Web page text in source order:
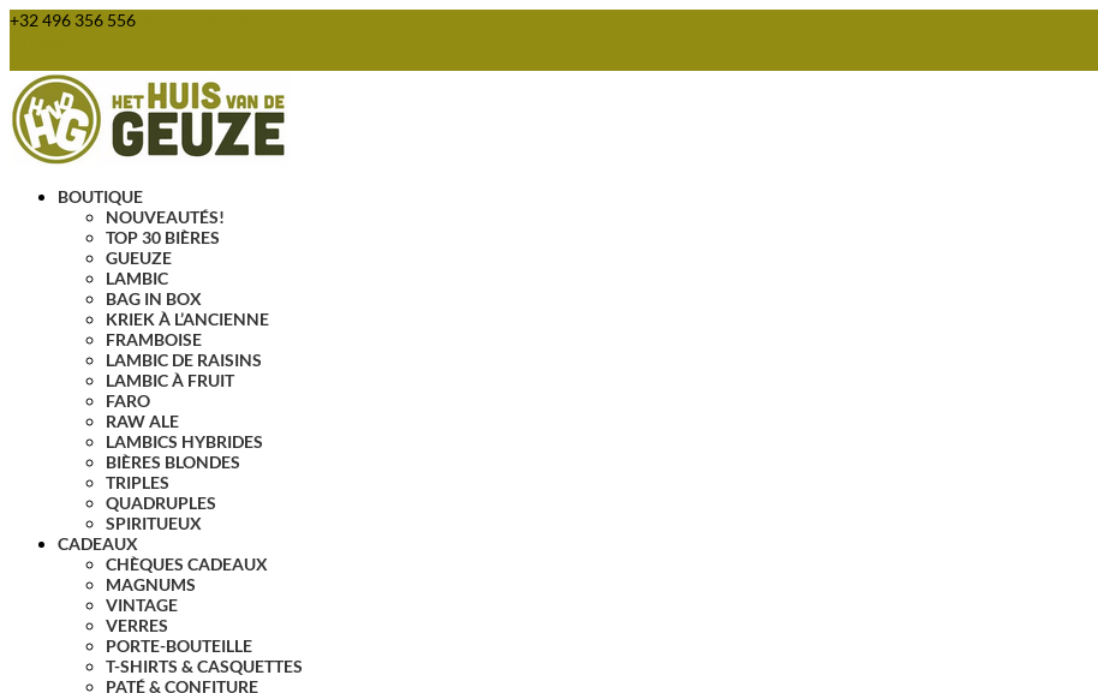
+32 496 356 556
BOUTIQUE
NOUVEAUTÉS!
TOP 30 BIÈRES
GUEUZE
LAMBIC
BAG IN BOX
KRIEK À L’ANCIENNE
FRAMBOISE
LAMBIC DE RAISINS
LAMBIC À FRUIT
FARO
RAW ALE
LAMBICS HYBRIDES
BIÈRES BLONDES
TRIPLES
QUADRUPLES
SPIRITUEUX
CADEAUX
CHÈQUES CADEAUX
MAGNUMS
VINTAGE
VERRES
PORTE-BOUTEILLE
T-SHIRTS & CASQUETTES
PATÉ & CONFITURE